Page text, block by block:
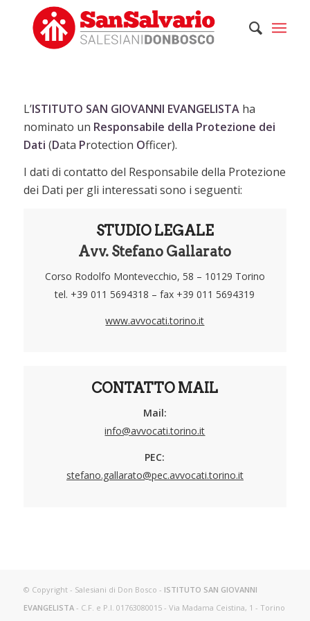
L’ISTITUTO SAN GIOVANNI EVANGELISTAha
nominato un Responsabile della Protezione dei
Dati (Data Protection Officer).
I dati di contatto del Responsabile della Protezione
dei Dati per gli interessati sono i seguenti:
STUDIO LEGALE
Avv. Stefano Gallarato
Corso Rodolfo Montevecchio, 58 – 10129 Torino
tel. +39 011 5694318 – fax +39 011 5694319
www.avvocati.torino.it
CONTATTO MAIL
Mail:
info@avvocati.torino.it
PEC:
stefano.gallarato@pec.avvocati.torino.it
© Copyright - Salesiani di Don Bosco - ISTITUTO SAN GIOVANNI
EVANGELISTA- C.F. e P.I. 01763080015 - Via Madama Ceistina, 1 - Torino